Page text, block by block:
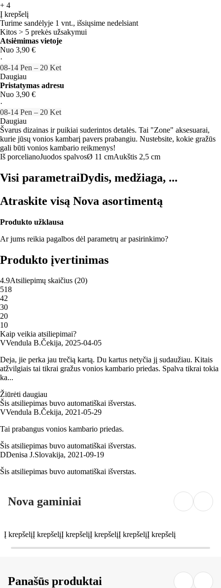
+ 4
Į krepšelį
Turime sandėlyje 1 vnt., išsiųsime nedelsiant
Kitos > 5 prekės užsakymui
Atsiėmimas vietoje
Nuo 3,90 €
·
08‑14 Pen – 20 Ket
Daugiau
Pristatymas adresu
Nuo 3,90 €
·
08‑14 Pen – 20 Ket
Daugiau
Švarus dizainas ir puikiai suderintos detalės. Tai "Zone" aksesuarai,
kurie jūsų vonios kambarį pavers prabangiu. Nustebsite, kokie gražūs
gali būti vonios kambario reikmenys!
Iš porcelianoJuodos spalvosØ 11 cmAukštis 2,5 cm
Visi parametraiDydis, medžiaga, ...
Atraskite visą Nova asortimentą
Produkto užklausa
Ar jums reikia pagalbos dėl parametrų ar pasirinkimo?
Produkto įvertinimas
4.9Atsiliepimų skaičius (20)
518
42
30
20
10
Kaip veikia atsiliepimai?
VVendula B.Čekija, 2025‑04‑05
Deja, jie perka jau trečią kartą. Du kartus netyčia jį sudaužiau. Kitais
atžvilgiais tai tikrai gražus vonios kambario priedas. Spalva tikrai tokia
ka...
Žiūrėti daugiau
Šis atsiliepimas buvo automatiškai išverstas.
VVendula B.Čekija, 2021‑05‑29
Tai prabangus vonios kambario priedas.
Šis atsiliepimas buvo automatiškai išverstas.
DDenisa J.Slovakija, 2021‑09‑19
Šis atsiliepimas buvo automatiškai išverstas.
Nova gaminiai
Į krepšelįĮ krepšelįĮ krepšelįĮ krepšelįĮ krepšelįĮ krepšelį
Panašūs produktai